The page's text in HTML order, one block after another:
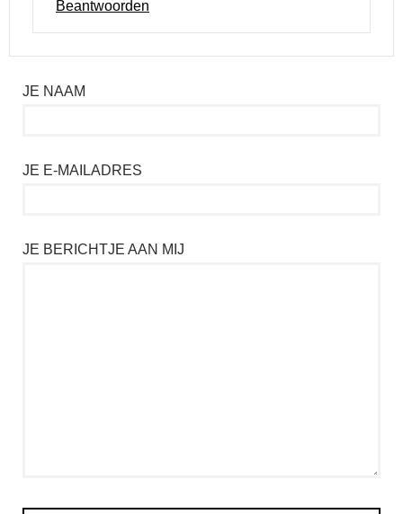
Beantwoorden
JE NAAM
JE E-MAILADRES
JE BERICHTJE AAN MIJ